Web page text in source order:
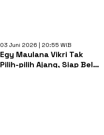
03 Juni 2026 | 20:55 WIB
Egy Maulana Vikri Tak
Pilih-pilih Ajang, Siap Bela